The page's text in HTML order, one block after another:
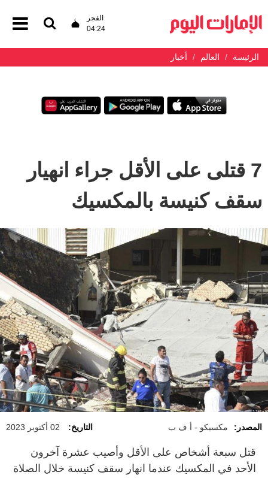
الفجر
04:24
الرئيسة العالم أخبار
7 قتلى على الأقل جراء انهيار
سقف كنيسة بالمكسيك
المصدر: مكسيكو - أ ف ب التاريخ: 02 أكتوبر 2023
قتل سبعة أشخاص على الأقل وأصيب عشرة آخرون
الأحد في المكسيك عندما انهار سقف كنيسة خلال الصلاة